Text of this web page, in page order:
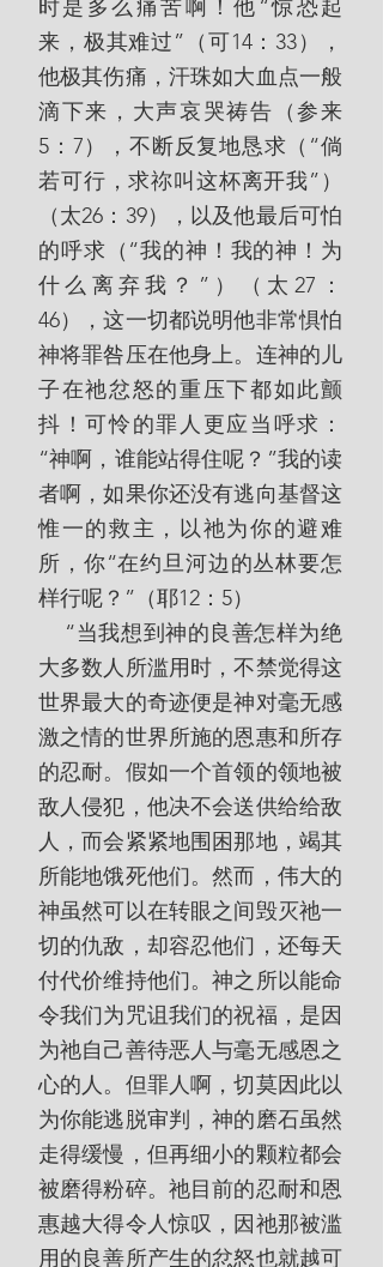
时是多么痛苦啊！他“惊恐起
来，极其难过”（可14：33），
他极其伤痛，汗珠如大血点一般
滴下来，大声哀哭祷告（参来
5：7），不断反复地恳求（“倘
若可行，求祢叫这杯离开我”）
（太26：39），以及他最后可怕
的呼求（“我的神！我的神！为
什么离弃我？”）（太27：
46），这一切都说明他非常惧怕
神将罪咎压在他身上。连神的儿
子在祂忿怒的重压下都如此颤
抖！可怜的罪人更应当呼求：
“神啊，谁能站得住呢？”我的读
者啊，如果你还没有逃向基督这
惟一的救主，以祂为你的避难
所，你“在约旦河边的丛林要怎
样行呢？”（耶12：5）
大多数人所滥用时，不禁觉得这
世界最大的奇迹便是神对毫无感
激之情的世界所施的恩惠和所存
的忍耐。假如一个首领的领地被
敌人侵犯，他决不会送供给给敌
人，而会紧紧地围困那地，竭其
所能地饿死他们。然而，伟大的
神虽然可以在转眼之间毁灭祂一
切的仇敌，却容忍他们，还每天
付代价维持他们。神之所以能命
令我们为咒诅我们的祝福，是因
为祂自己善待恶人与毫无感恩之
心的人。但罪人啊，切莫因此以
为你能逃脱审判，神的磨石虽然
走得缓慢，但再细小的颗粒都会
被磨得粉碎。祂目前的忍耐和恩
惠越大得令人惊叹，因祂那被滥
用的良善所产生的忿怒也就越可